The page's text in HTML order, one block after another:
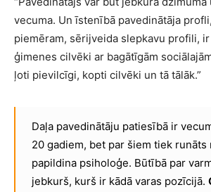
vecuma. Un īstenībā pavedinātāja
piemēram, sērijveida slepkavu profili,
ģimenes cilvēki ar bagātīgām
ļoti pievilcīgi, kopti cilvēki un tā tālāk.”
Daļa pavedinātāju patiesībā ir
20 gadiem, bet par šiem tiek runāts
papildina psiholoģe. Būtībā par
jebkurš, kurš ir kādā varas pozīcijā.